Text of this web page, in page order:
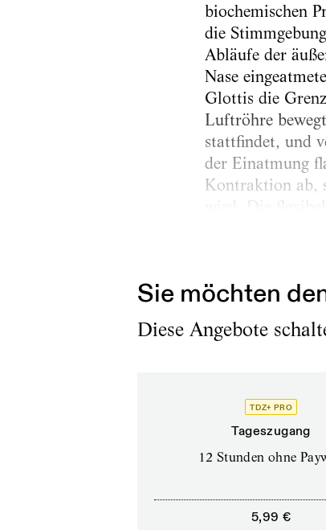
biochemischen
die
Abläufe der
Nase
Glottis die
Luftröhre
stattfindet, und
der Einatmung
Kontraktion ab,
Sie möchten
Diese Angebote
TDZ+ PRO
Tageszugang
12 Stunden ohne
5,99 €